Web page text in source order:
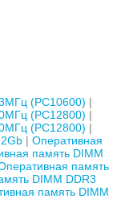
(PC10600)
(PC12800)
(PC12800)
Оперативная
память DIMM
память
DIMM DDR3
память DIMM